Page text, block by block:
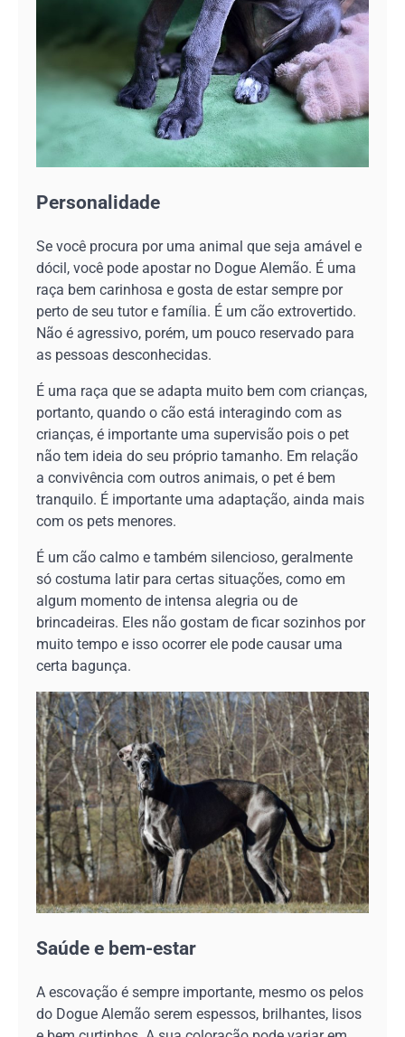
Personalidade
Se você procura por uma animal que seja amável e
dócil, você pode apostar no Dogue Alemão. É uma
raça bem carinhosa e gosta de estar sempre por
perto de seu tutor e família. É um cão extrovertido.
Não é agressivo, porém, um pouco reservado para
as pessoas desconhecidas.
É uma raça que se adapta muito bem com crianças,
portanto, quando o cão está interagindo com as
crianças, é importante uma supervisão pois o pet
não tem ideia do seu próprio tamanho. Em relação
a convivência com outros animais, o pet é bem
tranquilo. É importante uma adaptação, ainda mais
com os pets menores.
É um cão calmo e também silencioso, geralmente
só costuma latir para certas situações, como em
algum momento de intensa alegria ou de
brincadeiras. Eles não gostam de ficar sozinhos por
muito tempo e isso ocorrer ele pode causar uma
certa bagunça.
Saúde e bem-estar
A escovação é sempre importante, mesmo os pelos
do Dogue Alemão serem espessos, brilhantes, lisos